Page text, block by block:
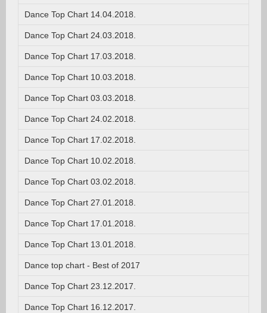
Dance Top Chart 14.04.2018.
Dance Top Chart 24.03.2018.
Dance Top Chart 17.03.2018.
Dance Top Chart 10.03.2018.
Dance Top Chart 03.03.2018.
Dance Top Chart 24.02.2018.
Dance Top Chart 17.02.2018.
Dance Top Chart 10.02.2018.
Dance Top Chart 03.02.2018.
Dance Top Chart 27.01.2018.
Dance Top Chart 17.01.2018.
Dance Top Chart 13.01.2018.
Dance top chart - Best of 2017
Dance Top Chart 23.12.2017.
Dance Top Chart 16.12.2017.